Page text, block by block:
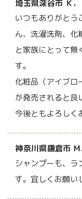
埼玉県深谷市 Ｋ
いつもありがとう
ん、洗濯洗剤、化
と家族にとって無
す。
化粧品（アイブロ
が発売されると良
今後ともよろしく
神奈川県鎌倉市
シャンプーも、ラ
す。宜しくお願い